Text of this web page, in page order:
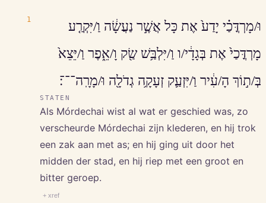
1
וּ/מָרְדֳּכַ֗י יָדַע֙ אֶת כָּל אֲשֶׁ֣ר נַעֲשָׂ֔ה וַ/יִּקְרַ֤ע
מָרְדֳּכַי֙ אֶת בְּגָדָ֔י/ו וַ/יִּלְבַּ֥שׁ שַׂ֖ק וָ/אֵ֑פֶר וַ/יֵּצֵא֙
בְּ/ת֣וֹךְ הָ/עִ֔יר וַ/יִּזְעַ֛ק זְעָקָ֥ה גְדֹלָ֖ה וּ/מָרָֽה־־־׃
STATEN
Als Mórdechai wist al wat er geschied was, zo
verscheurde Mórdechai zijn klederen, en hij trok
een zak aan met as; en hij ging uit door het
midden der stad, en hij riep met een groot en
bitter geroep.
+ xref